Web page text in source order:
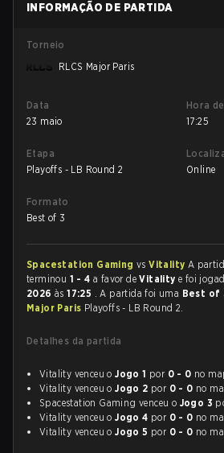
INFORMAÇÃO DE PARTIDA
Torneio
RLCS Major Paris
Data
23 maio
Hora
17:25
Etapa
Playoffs - LB Round 2
Online
Formato
Best of 3
Spacestation Gaming vsVitality A
terminou 1 - 4 a favor deVitalitye foi
2026 às17:25 . A partida foi uma Best of
Major Paris Playoffs - LB Round 2.
Detalhes da partida
Vitality venceu oJogo 1 por 0 - 0 no
Vitality venceu oJogo 2 por 0 - 0 no
Spacestation Gaming venceu o Jogo 3
Vitality venceu oJogo 4 por 0 - 0 no
Vitality venceu oJogo 5 por 0 - 0 no